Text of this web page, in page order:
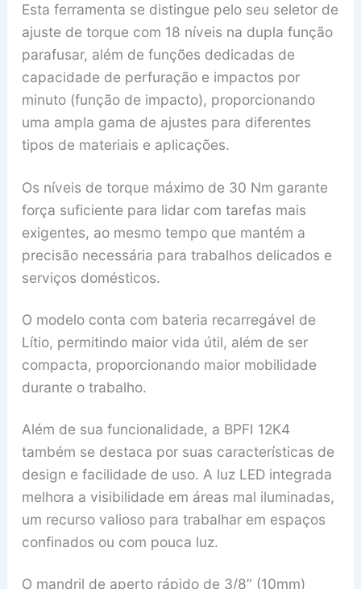
Esta ferramenta se distingue pelo seu seletor de
ajuste de torque com 18 níveis na dupla função
parafusar, além de funções dedicadas de
capacidade de perfuração e impactos por
minuto (função de impacto), proporcionando
uma ampla gama de ajustes para diferentes
tipos de materiais e aplicações.
Os níveis de torque máximo de 30 Nm garante
força suficiente para lidar com tarefas mais
exigentes, ao mesmo tempo que mantém a
precisão necessária para trabalhos delicados e
serviços domésticos.
O modelo conta com bateria recarregável de
Lítio, permitindo maior vida útil, além de ser
compacta, proporcionando maior mobilidade
durante o trabalho.
Além de sua funcionalidade, a BPFI 12K4
também se destaca por suas características de
design e facilidade de uso. A luz LED integrada
melhora a visibilidade em áreas mal iluminadas,
um recurso valioso para trabalhar em espaços
confinados ou com pouca luz.
O mandril de aperto rápido de 3/8” (10mm)